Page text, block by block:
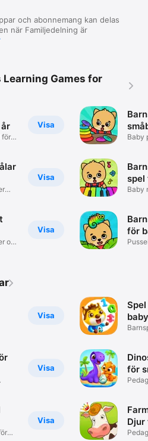
och abonnemang kan delas
när Familjedelning är
Learning Games for
Visa
för
Visa
Visa
og
Baby
spel
Baby
för
Visa
Visa
Visa
för
Djur